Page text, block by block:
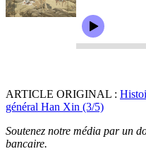
ARTICLE ORIGINAL :
général Han Xin (3/5)
Soutenez notre média par un
bancaire.